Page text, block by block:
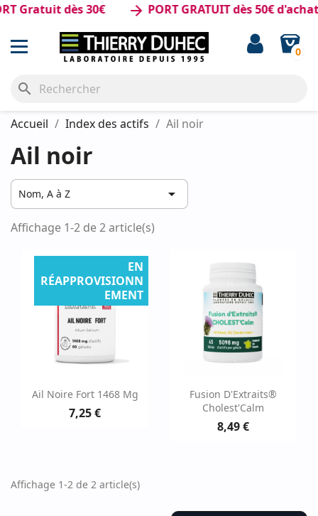
Gratuit dès 30€ arrow_forwardPORT GRATUIT dès 50€ d'achat
0
search
Accueil Index des actifs Ail noir
Ail noir
Nom, A à Z 
Affichage 1-2 de 2 article(s)
Ail Noire Fort 1468 Mg
7,25 €
EN
RÉAPPROVISIONN
EMENT
Fusion D'Extraits®
Cholest'Calm
8,49 €
Affichage 1-2 de 2 article(s)